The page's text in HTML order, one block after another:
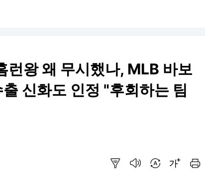
런왕 왜 무시했나, MLB 바보
신화도 인정 "후회하는 팀